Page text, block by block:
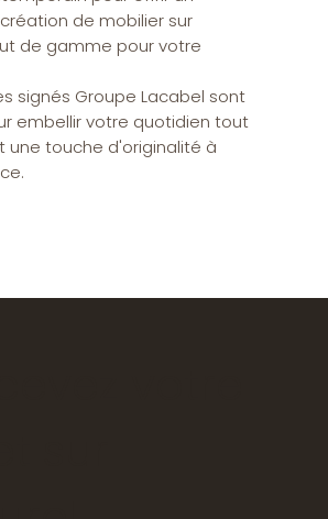
de mobilier sur
de gamme pour votre
signés Groupe Lacabel sont
embellir votre quotidien tout
une touche d'originalité à